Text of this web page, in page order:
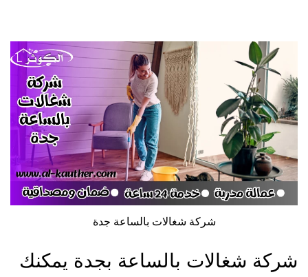
شركة شغالات بالساعة جدة
شركة شغالات بالساعة بجدة يمكنك